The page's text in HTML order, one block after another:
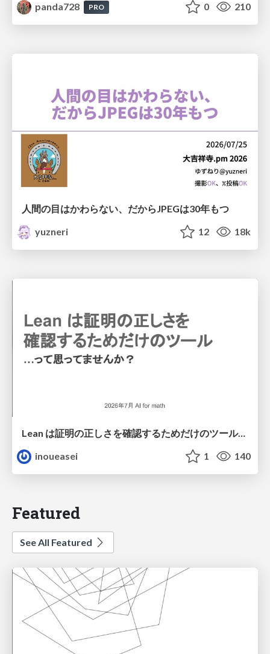
panda728
PRO 0 210
人間の目はかわらない、だからJPEGは30年もつ
yuzneri
12 18k
Lean は証明の正しさを確認するためだけのツールって思ってませんか？
inoueasei
1 140
Featured
See All Featured